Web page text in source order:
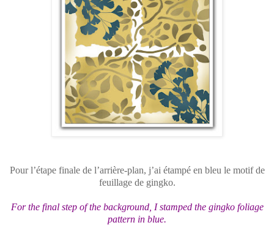
Pour l’étape finale de l’arrière-plan, j’ai étampé en bleu le motif de
feuillage de gingko.
For the final step of the background, I stamped the gingko foliage
pattern in blue.